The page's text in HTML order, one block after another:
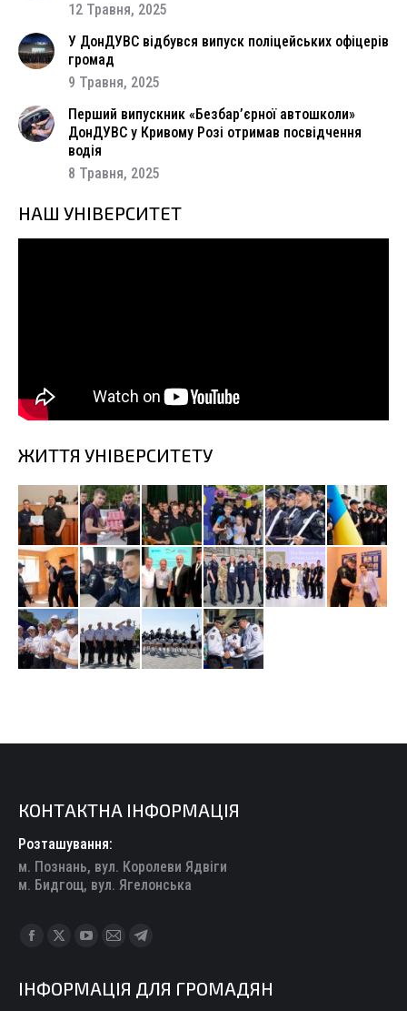
12 Травня, 2025
У ДонДУВС відбувся випуск поліцейських офіцерів
громад
9 Травня, 2025
Перший випускник «Безбар’єрної автошколи»
ДонДУВС у Кривому Розі отримав посвідчення
водія
8 Травня, 2025
НАШ УНІВЕРСИТЕТ
ЖИТТЯ УНІВЕРСИТЕТУ
КОНТАКТНА ІНФОРМАЦІЯ
Розташування:
м. Познань, вул. Королеви Ядвіги
м. Бидгощ, вул. Ягелонська
Find us on:
Facebook
opens
X
opens
YouTube
opens
Mail
opens
Telegram
opens
ІНФОРМАЦІЯ ДЛЯ ГРОМАДЯН